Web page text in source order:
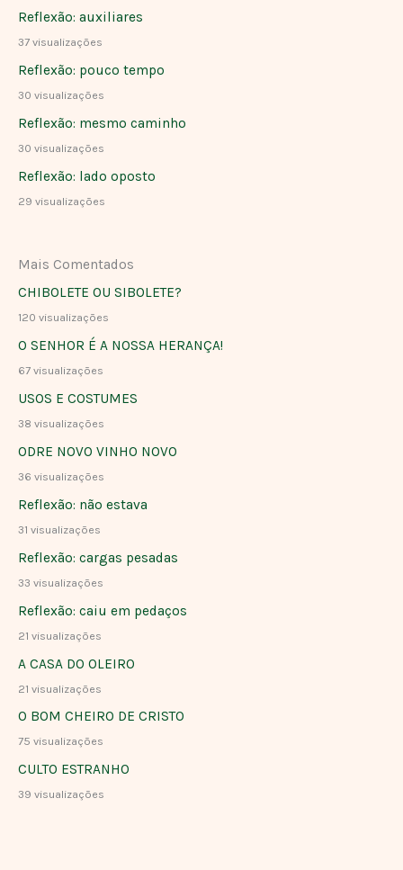
Reflexão: auxiliares
37 visualizações
Reflexão: pouco tempo
30 visualizações
Reflexão: mesmo caminho
30 visualizações
Reflexão: lado oposto
29 visualizações
Mais Comentados
CHIBOLETE OU SIBOLETE?
120 visualizações
O SENHOR É A NOSSA HERANÇA!
67 visualizações
USOS E COSTUMES
38 visualizações
ODRE NOVO VINHO NOVO
36 visualizações
Reflexão: não estava
31 visualizações
Reflexão: cargas pesadas
33 visualizações
Reflexão: caiu em pedaços
21 visualizações
A CASA DO OLEIRO
21 visualizações
O BOM CHEIRO DE CRISTO
75 visualizações
CULTO ESTRANHO
39 visualizações